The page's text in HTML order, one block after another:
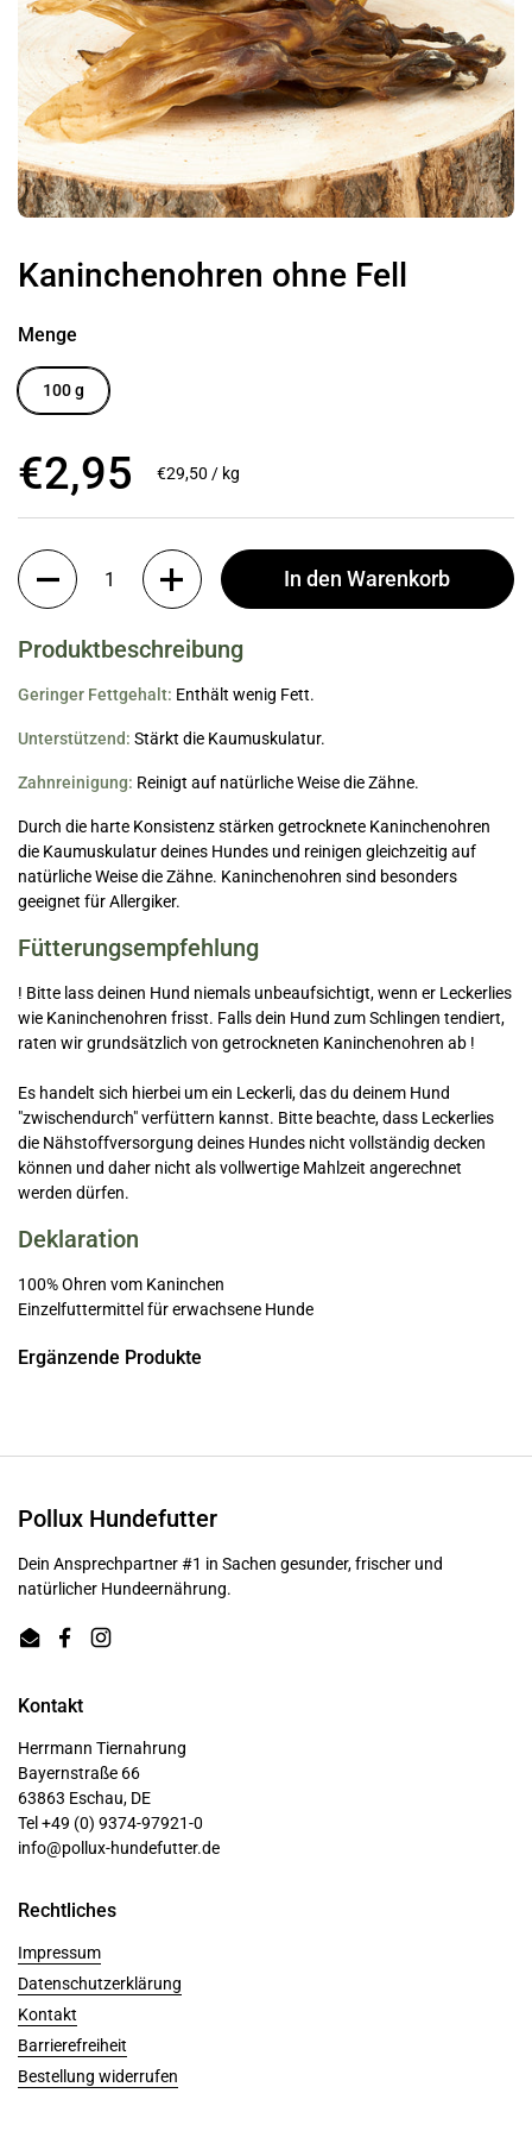
Kaninchenohren ohne Fell
Menge
100 g
Regulärer Preis
€2,95 Stückpreis
€29,50 / kg
Anzahl
In den Warenkorb
Produktbeschreibung
Geringer Fettgehalt: Enthält wenig Fett.
Unterstützend: Stärkt die Kaumuskulatur.
Zahnreinigung: Reinigt auf natürliche Weise die Zähne.
Durch die harte Konsistenz stärken getrocknete Kaninchenohren
die Kaumuskulatur deines Hundes und reinigen gleichzeitig auf
natürliche Weise die Zähne. Kaninchenohren sind besonders
geeignet für Allergiker.
Fütterungsempfehlung
! Bitte lass deinen Hund niemals unbeaufsichtigt, wenn er Leckerlies
wie Kaninchenohren frisst. Falls dein Hund zum Schlingen tendiert,
raten wir grundsätzlich von getrockneten Kaninchenohren ab !
Es handelt sich hierbei um ein Leckerli, das du deinem Hund
"zwischendurch" verfüttern kannst. Bitte beachte, dass Leckerlies
die Nähstoffversorgung deines Hundes nicht vollständig decken
können und daher nicht als vollwertige Mahlzeit angerechnet
werden dürfen.
Deklaration
100% Ohren vom Kaninchen
Einzelfuttermittel für erwachsene Hunde
Ergänzende Produkte
Pollux Hundefutter
Dein Ansprechpartner #1 in Sachen gesunder, frischer und
natürlicher Hundeernährung.
EmailFacebookInstagram
Kontakt
Herrmann Tiernahrung
Bayernstraße 66
63863 Eschau, DE
Tel +49 (0) 9374-97921-0
info@pollux-hundefutter.de
Rechtliches
Impressum
Datenschutzerklärung
Kontakt
Barrierefreiheit
Bestellung widerrufen